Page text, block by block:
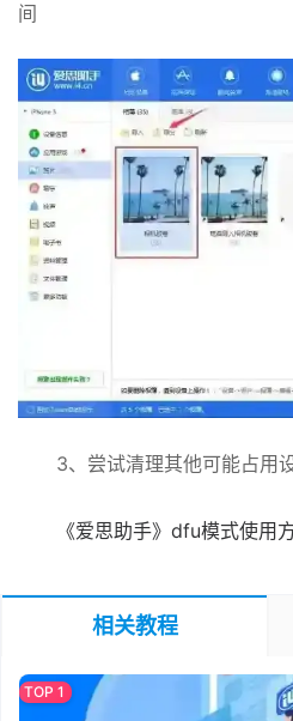
间
3、尝试清理其他可能占用
《爱思助手》dfu模式使用
相关教程